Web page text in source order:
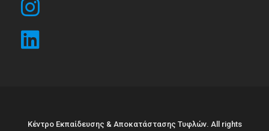
Κέντρο Εκπαίδευσης & Αποκατάστασης Τυφλών. All rights